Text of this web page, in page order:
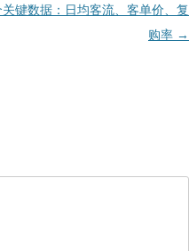
键数据：日均客流、客单价、复
购率 →